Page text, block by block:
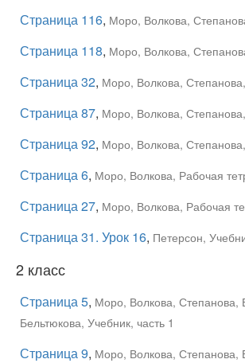
Страница 116, Моро, Волкова,
Страница 118, Моро, Волкова,
Страница 32, Моро, Волкова,
Страница 87, Моро, Волкова,
Страница 92, Моро, Волкова,
Страница 6, Моро, Волкова, Рабочая
Страница 27, Моро, Волкова, Рабочая
Страница 31. Урок 16, Петерсон,
2 класс
Страница 5, Моро, Волкова, Степанова,
Бельтюкова, Учебник, часть 1
Страница 9, Моро, Волкова, Степанова,